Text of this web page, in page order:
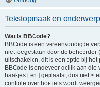
Tekstopmaak en
Wat is BBCode?
BBCode is een vereenvoudigde
niet toegestaan door de beheerder
uitschakelen, dit is een optie bij het
BBCode is ongeveer gelijk aan die
haakjes [ en ] geplaatst, dus niet <
controle over hoe iets wordt